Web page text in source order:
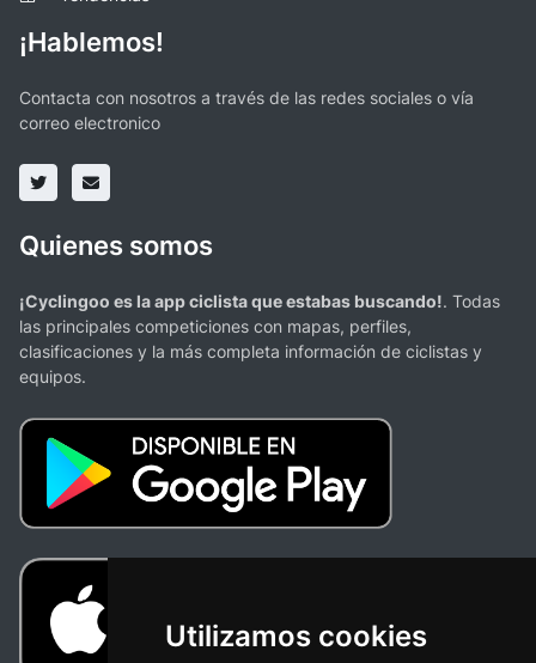
Utilizamos cookies
¡Hablemos!
Contacta con nosotros a través de las redes sociales o vía
correo electronico
Quienes somos
¡Cyclingoo es la app ciclista que estabas buscando!. Todas
las principales competiciones con mapas, perfiles,
clasificaciones y la más completa información de ciclistas y
equipos.